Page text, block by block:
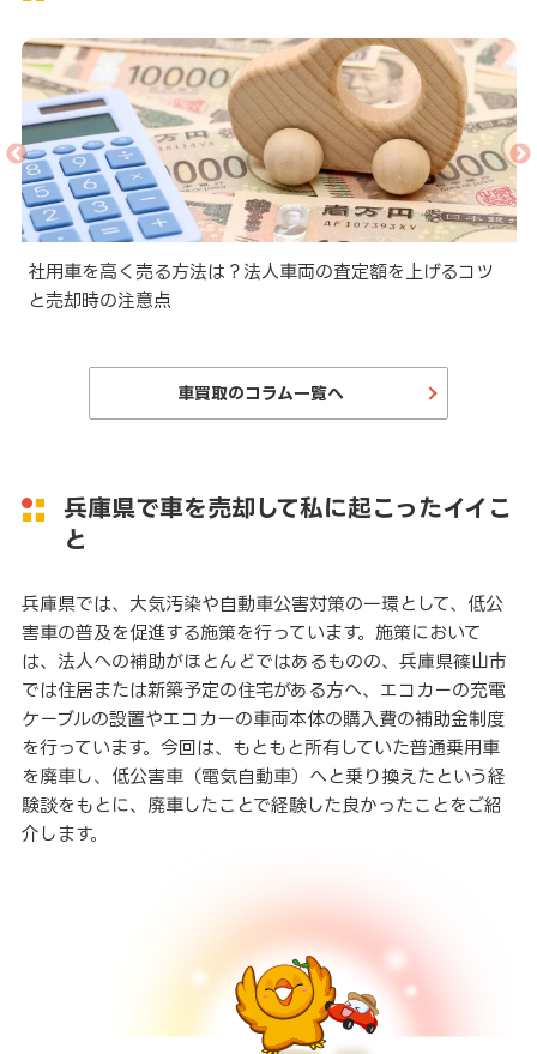
社用車を高く売る方法は？法人車両の査定額を上げるコツ
と売却時の注意点
車買取のコラム一覧へ
兵庫県で車を売却して私に起こったイイこ
と
兵庫県では、大気汚染や自動車公害対策の一環として、低公
害車の普及を促進する施策を行っています。施策において
は、法人への補助がほとんどではあるものの、兵庫県篠山市
では住居または新築予定の住宅がある方へ、エコカーの充電
ケーブルの設置やエコカーの車両本体の購入費の補助金制度
を行っています。今回は、もともと所有していた普通乗用車
を廃車し、低公害車（電気自動車）へと乗り換えたという経
験談をもとに、廃車したことで経験した良かったことをご紹
介します。